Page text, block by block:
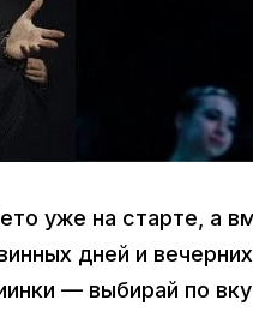
уже на старте, а
дней и
— выбирай по